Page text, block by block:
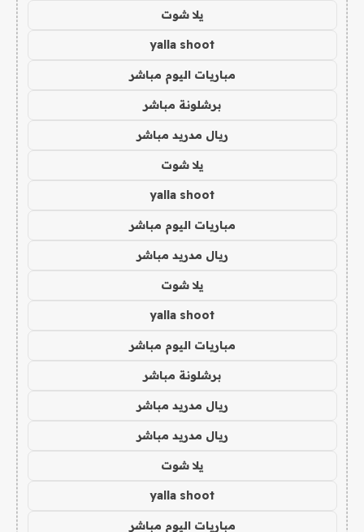
يلا شوت
yalla shoot
مباريات اليوم مباشر
برشلونة مباشر
ريال مدريد مباشر
يلا شوت
yalla shoot
مباريات اليوم مباشر
ريال مدريد مباشر
يلا شوت
yalla shoot
مباريات اليوم مباشر
برشلونة مباشر
ريال مدريد مباشر
ريال مدريد مباشر
يلا شوت
yalla shoot
مباريات اليوم مباشر